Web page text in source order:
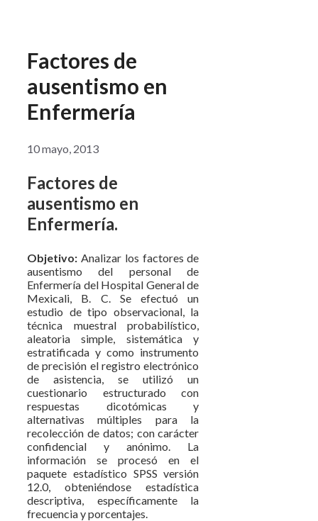
Factores de
ausentismo en
Enfermería
10 mayo, 2013
Factores de
ausentismo en
Enfermería.
Objetivo: Analizar los factores de
ausentismo del personal de
Enfermería del Hospital General de
Mexicali, B. C. Se efectuó un
estudio de tipo observacional, la
técnica muestral probabilístico,
aleatoria simple, sistemática y
estratificada y como instrumento
de precisión el registro electrónico
de asistencia, se utilizó un
cuestionario estructurado con
respuestas dicotómicas y
alternativas múltiples para la
recolección de datos; con carácter
confidencial y anónimo. La
información se procesó en el
paquete estadístico SPSS versión
12.0, obteniéndose estadística
descriptiva, específicamente la
frecuencia y porcentajes.